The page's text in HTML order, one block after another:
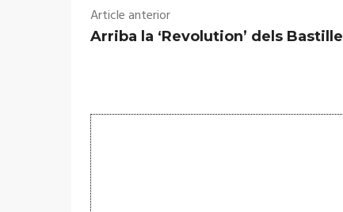
Article anterior
Arriba la ‘Revolution’ dels Bastille